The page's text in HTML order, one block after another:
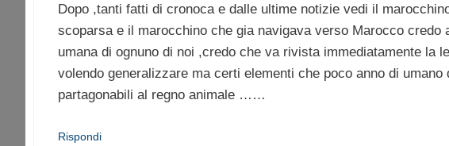
Dopo ,tanti fatti di cronoca e dalle ultime notizie vedi il
scoparsa e il marocchino che gia navigava verso Marocco credo
umana di ognuno di noi ,credo che va rivista immediatamente la
volendo generalizzare ma certi elementi che poco anno di
partagonabili al regno animale ……
Rispondi